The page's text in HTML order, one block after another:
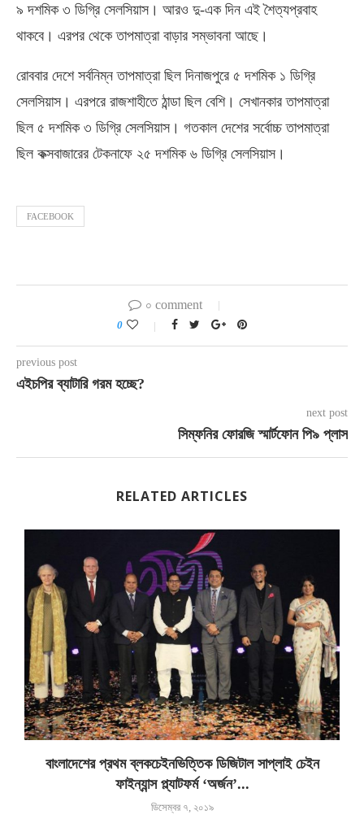
৯ দশমিক ৩ ডিগ্রি সেলসিয়াস। আরও দু-এক দিন এই শৈত্যপ্রবাহ
থাকবে। এরপর থেকে তাপমাত্রা বাড়ার সম্ভাবনা আছে।
রোববার দেশে সর্বনিম্ন তাপমাত্রা ছিল দিনাজপুরে ৫ দশমিক ১ ডিগ্রি
সেলসিয়াস। এরপরে রাজশাহীতে ঠান্ডা ছিল বেশি। সেখানকার তাপমাত্রা
ছিল ৫ দশমিক ৩ ডিগ্রি সেলসিয়াস। গতকাল দেশের সর্বোচ্চ তাপমাত্রা
ছিল কক্সবাজারের টেকনাফে ২৫ দশমিক ৬ ডিগ্রি সেলসিয়াস।
FACEBOOK
০ comment
0
previous post
এইচপির ব্যাটারি গরম হচ্ছে?
next post
সিম্ফনির ফোরজি স্মার্টফোন পি৯ প্লাস
RELATED ARTICLES
বাংলাদেশের প্রথম ব্লকচেইনভিত্তিক ডিজিটাল সাপ্লাই চেইন
ফাইন্যান্স প্ল্যাটফর্ম ‘অর্জন’...
ডিসেম্বর ৭, ২০১৯